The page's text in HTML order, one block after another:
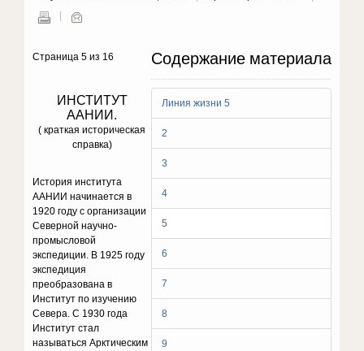
Содержание материала
Линия жизни 5
2
3
4
5
6
7
8
9
Страница 5 из 16
ИНСТИТУТ
ААНИИ.
( краткая историческая
справка)
История института
ААНИИ начинается в
1920 году с организации
Северной научно-
промысловой
экспедиции. В 1925 году
экспедиция
преобразована в
Институт по изучению
Севера. С 1930 года
Институт стал
называться Арктическим